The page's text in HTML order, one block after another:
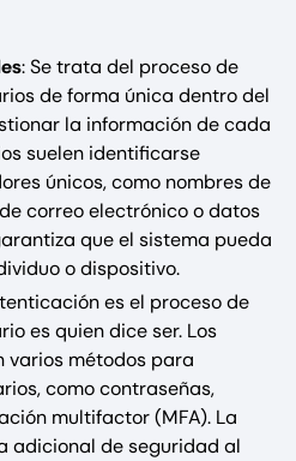
: Se trata del proceso de
de forma única dentro del
la información de cada
suelen identificarse
únicos, como nombres de
correo electrónico o datos
que el sistema pueda
o dispositivo.
es el proceso de
es quien dice ser. Los
varios métodos para
como contraseñas,
multifactor (MFA). La
adicional de seguridad al